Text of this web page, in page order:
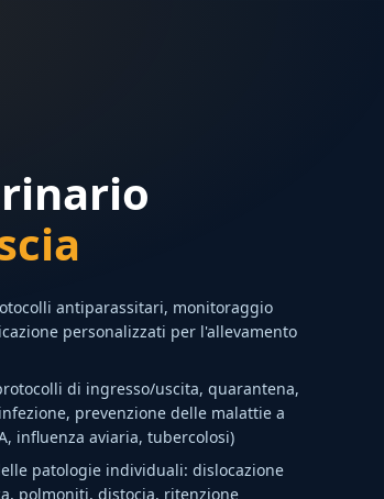
antiparassitari, monitoraggio
personalizzati per l'allevamento
di ingresso/uscita, quarantena,
prevenzione delle malattie a
influenza aviaria, tubercolosi)
patologie individuali: dislocazione
polmoniti, distocia, ritenzione